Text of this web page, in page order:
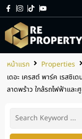
หน้าแรก
Properties
เดอะ เครสต์ พาร์ค เรสซิเ
ลาดพร้าว ใกล้รถไฟฟ้าและ